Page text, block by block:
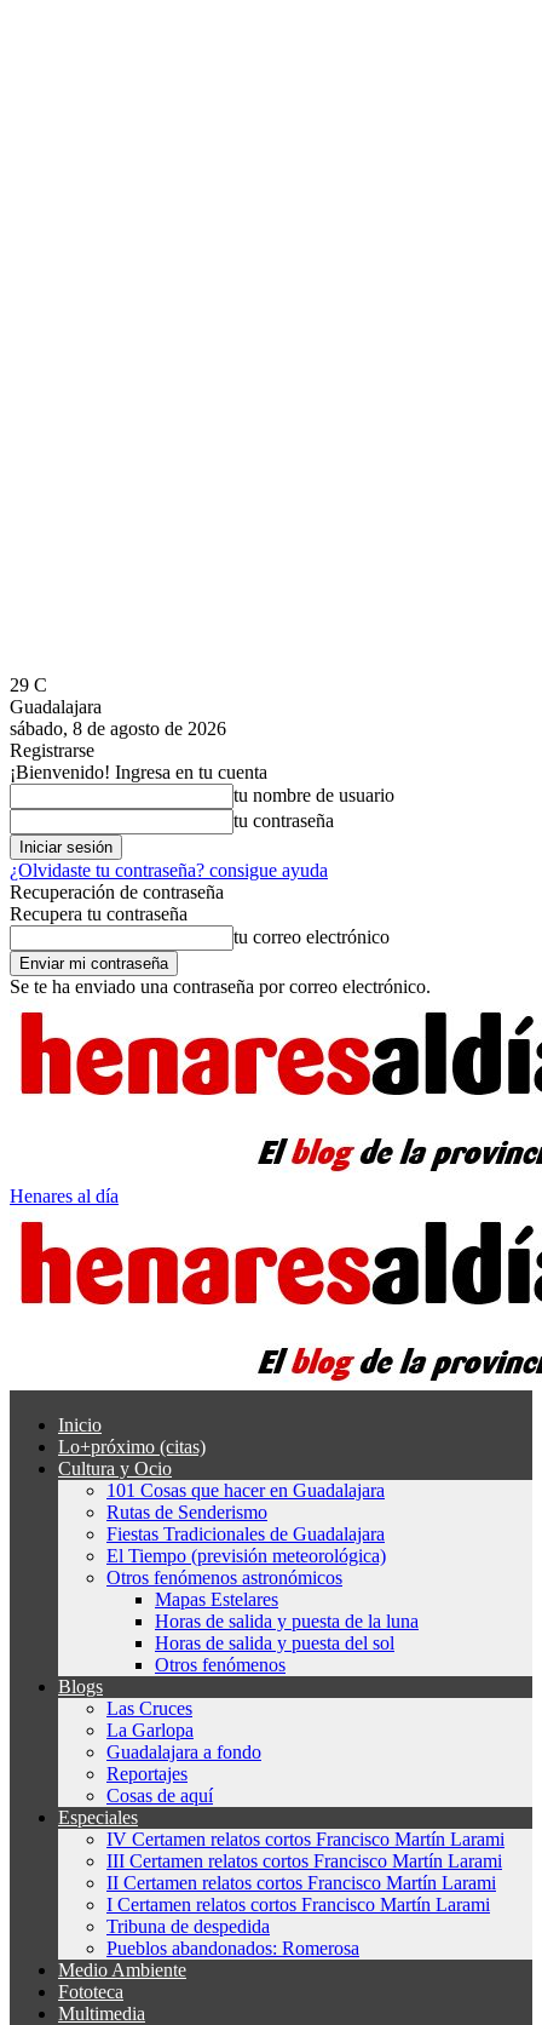
29 C
Guadalajara
sábado, 8 de agosto de 2026
Registrarse
¡Bienvenido! Ingresa en tu cuenta
tu nombre de usuario
tu contraseña
¿Olvidaste tu contraseña? consigue ayuda
Recuperación de contraseña
Recupera tu contraseña
tu correo electrónico
Se te ha enviado una contraseña por correo electrónico.
Henares al día
Inicio
Lo+próximo (citas)
Cultura y Ocio
101 Cosas que hacer en Guadalajara
Rutas de Senderismo
Fiestas Tradicionales de Guadalajara
El Tiempo (previsión meteorológica)
Otros fenómenos astronómicos
Mapas Estelares
Horas de salida y puesta de la luna
Horas de salida y puesta del sol
Otros fenómenos
Blogs
Las Cruces
La Garlopa
Guadalajara a fondo
Reportajes
Cosas de aquí
Especiales
IV Certamen relatos cortos Francisco Martín Larami
III Certamen relatos cortos Francisco Martín Larami
II Certamen relatos cortos Francisco Martín Larami
I Certamen relatos cortos Francisco Martín Larami
Tribuna de despedida
Pueblos abandonados: Romerosa
Medio Ambiente
Fototeca
Multimedia